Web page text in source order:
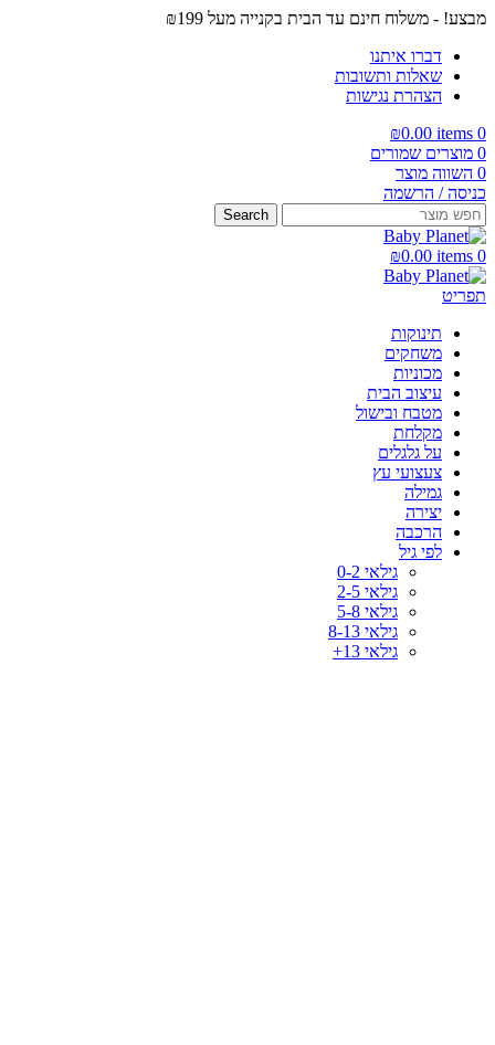
מבצע! - משלוח חינם עד הבית בקנייה מעל ₪199
דברו איתנו
שאלות ותשובות
הצהרת נגישות
0
items
₪0.00
0 מוצרים שמורים
0 השווה מוצר
כניסה / הרשמה
Search
0
items
₪0.00
תפריט
תינוקות
משחקים
מכוניות
עיצוב הבית
מטבח ובישול
מקלחת
על גלגלים
צעצועי עץ
גמילה
יצירה
הרכבה
לפי גיל
גילאי 0-2
גילאי 2-5
גילאי 5-8
גילאי 8-13
גילאי 13+